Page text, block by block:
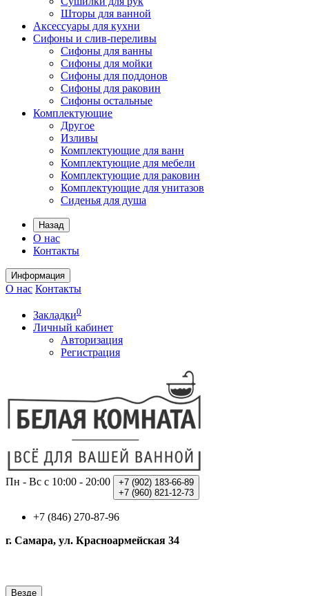
Шторы для ванной
Аксессуары для кухни
Сифоны и слив-переливы
Сифоны для ванны
Сифоны для мойки
Сифоны для поддонов
Сифоны для раковин
Сифоны остальные
Комплектующие
Другое
Изливы
Комплектующие для ванн
Комплектующие для мебели
Комплектующие для раковин
Комплектующие для унитазов
Сиденья для душа
Назад
О нас
Контакты
Информация
О нас Контакты
Закладки0
Личный кабинет
Авторизация
Регистрация
Пн - Вс с 10:00 - 20:00 +7 (902) 183-66-89
+7 (960) 821-12-73
+7 (846) 270-87-96
г. Самара, ул. Красноармейская 34
Везде